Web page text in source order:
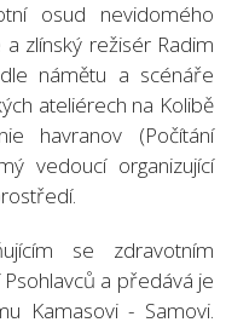
osud nevidomého
zlínský režisér Radim
námětu a scénáře
ateliérech na Kolibě
havranov (Počítání
vedoucí organizující
se zdravotním
a předává je
Kamasovi - Samovi.